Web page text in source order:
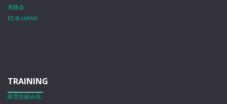
実践会
EC＠JAPAN
TRAINING
経営仕組み化